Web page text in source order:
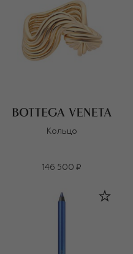
Кольцо
146 500 ₽